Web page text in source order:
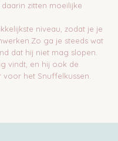
zitten moeilijke
niveau, zodat je je
ga je steeds wat
dat hij niet mag slopen.
vindt, en hij ook de
het Snuffelkussen.